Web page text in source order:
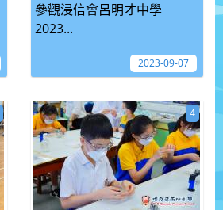
參觀浸信會呂明才中學
2023...
2023-09-07
4